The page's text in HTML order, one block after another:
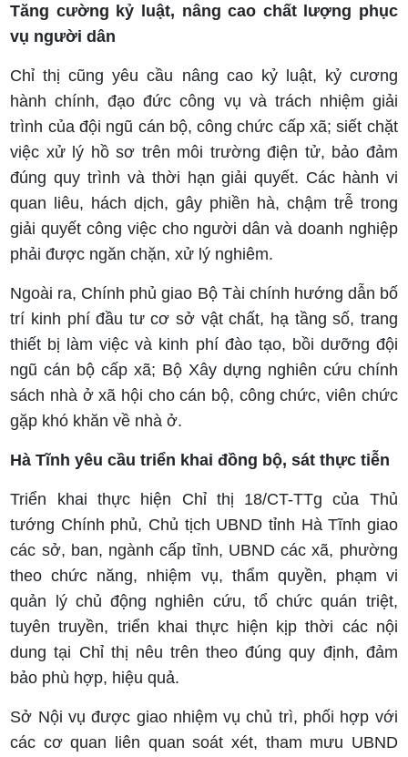
Tăng cường kỷ luật, nâng cao chất lượng phục
vụ người dân
Chỉ thị cũng yêu cầu nâng cao kỷ luật, kỷ cương
hành chính, đạo đức công vụ và trách nhiệm giải
trình của đội ngũ cán bộ, công chức cấp xã; siết chặt
việc xử lý hồ sơ trên môi trường điện tử, bảo đảm
đúng quy trình và thời hạn giải quyết. Các hành vi
quan liêu, hách dịch, gây phiền hà, chậm trễ trong
giải quyết công việc cho người dân và doanh nghiệp
phải được ngăn chặn, xử lý nghiêm.
Ngoài ra, Chính phủ giao Bộ Tài chính hướng dẫn bố
trí kinh phí đầu tư cơ sở vật chất, hạ tầng số, trang
thiết bị làm việc và kinh phí đào tạo, bồi dưỡng đội
ngũ cán bộ cấp xã; Bộ Xây dựng nghiên cứu chính
sách nhà ở xã hội cho cán bộ, công chức, viên chức
gặp khó khăn về nhà ở.
Hà Tĩnh yêu cầu triển khai đồng bộ, sát thực tiễn
Triển khai thực hiện Chỉ thị 18/CT-TTg của Thủ
tướng Chính phủ, Chủ tịch UBND tỉnh Hà Tĩnh giao
các sở, ban, ngành cấp tỉnh, UBND các xã, phường
theo chức năng, nhiệm vụ, thẩm quyền, phạm vi
quản lý chủ động nghiên cứu, tổ chức quán triệt,
tuyên truyền, triển khai thực hiện kịp thời các nội
dung tại Chỉ thị nêu trên theo đúng quy định, đảm
bảo phù hợp, hiệu quả.
Sở Nội vụ được giao nhiệm vụ chủ trì, phối hợp với
các cơ quan liên quan soát xét, tham mưu UBND